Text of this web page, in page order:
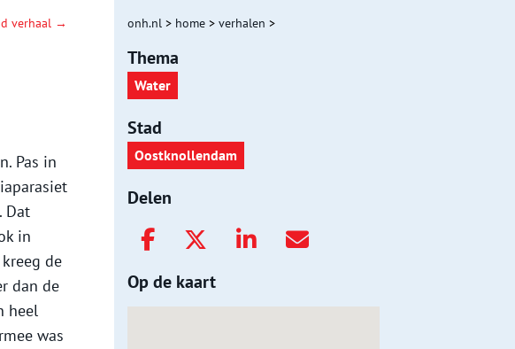
verhaal →
Pas in
Dat
in
de
dan de
heel
was
onh.nl > home > verhalen >
Thema
Water
Stad
Oostknollendam
Delen
Op de kaart